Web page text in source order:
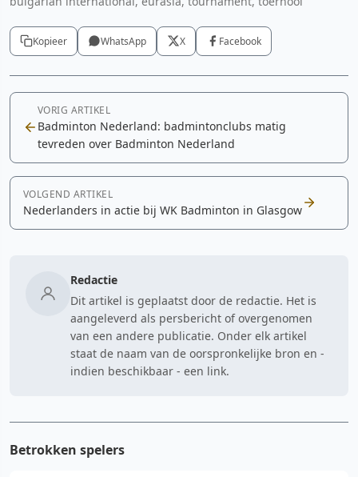
Kopieer WhatsApp X Facebook
VORIG ARTIKEL
Badminton Nederland: badmintonclubs matig
tevreden over Badminton Nederland
VOLGEND ARTIKEL
Nederlanders in actie bij WK Badminton in Glasgow
Redactie
Dit artikel is geplaatst door de redactie. Het is
aangeleverd als persbericht of overgenomen
van een andere publicatie. Onder elk artikel
staat de naam van de oorspronkelijke bron en -
indien beschikbaar - een link.
Betrokken spelers